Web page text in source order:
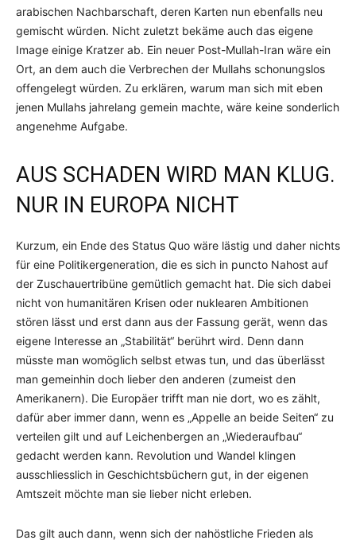
arabischen Nachbarschaft, deren Karten nun ebenfalls neu
gemischt würden. Nicht zuletzt bekäme auch das eigene
Image einige Kratzer ab. Ein neuer Post-Mullah-Iran wäre ein
Ort, an dem auch die Verbrechen der Mullahs schonungslos
offengelegt würden. Zu erklären, warum man sich mit eben
jenen Mullahs jahrelang gemein machte, wäre keine sonderlich
angenehme Aufgabe.
AUS SCHADEN WIRD MAN KLUG.
NUR IN EUROPA NICHT
Kurzum, ein Ende des Status Quo wäre lästig und daher nichts
für eine Politikergeneration, die es sich in puncto Nahost auf
der Zuschauertribüne gemütlich gemacht hat. Die sich dabei
nicht von humanitären Krisen oder nuklearen Ambitionen
stören lässt und erst dann aus der Fassung gerät, wenn das
eigene Interesse an „Stabilität“ berührt wird. Denn dann
müsste man womöglich selbst etwas tun, und das überlässt
man gemeinhin doch lieber den anderen (zumeist den
Amerikanern). Die Europäer trifft man nie dort, wo es zählt,
dafür aber immer dann, wenn es „Appelle an beide Seiten“ zu
verteilen gilt und auf Leichenbergen an „Wiederaufbau“
gedacht werden kann. Revolution und Wandel klingen
ausschliesslich in Geschichtsbüchern gut, in der eigenen
Amtszeit möchte man sie lieber nicht erleben.
Das gilt auch dann, wenn sich der nahöstliche Frieden als